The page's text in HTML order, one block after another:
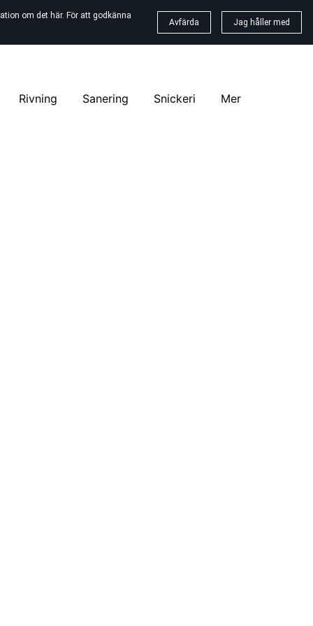
om det här. För att godkänna
Avfärda Jag håller med
Rivning Sanering Snickeri Mer